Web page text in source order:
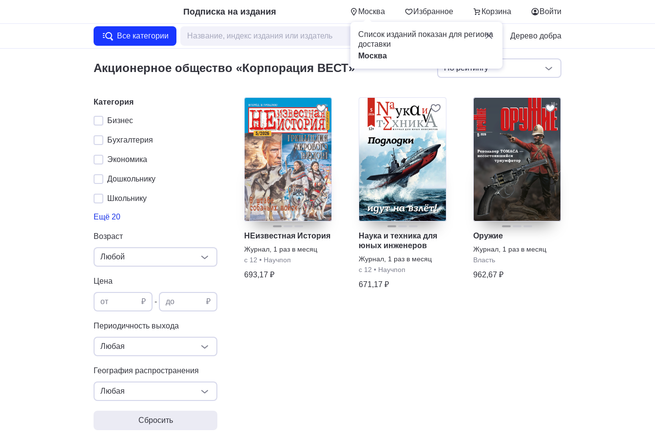
Подписка на издания Москва Избранное Корзина
Список изданий показан для региона
доставки
Москва
Войти
Все категории Для бизнеса Дерево добра
Акционерное общество «Корпорация ВЕСТ» По рейтингу
Категория
Бизнес
Бухгалтерия
Экономика
Дошкольнику
Школьнику
Ещё 20
Возраст
Любой
Цена
от ₽ - до ₽
Периодичность выхода
Любая
География распространения
Любая
Сбросить
НЕизвестная История
Журнал, 1 раз в месяц
с 12 • Научпоп
693,17 ₽
Наука и техника для
юных инженеров
Журнал, 1 раз в месяц
с 12 • Научпоп
671,17 ₽
Оружие
Журнал 1 раз в месяц
Власть
962,67 ₽